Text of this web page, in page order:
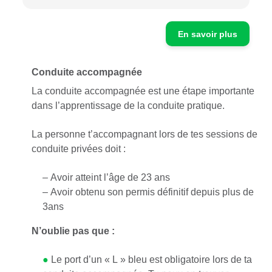
En savoir plus
Conduite accompagnée
La conduite accompagnée est une étape importante
dans l’apprentissage de la conduite pratique.
La personne t’accompagnant lors de tes sessions de
conduite privées doit :
– Avoir atteint l’âge de 23 ans
– Avoir obtenu son permis définitif depuis plus de
3ans
N’oublie pas que :
● Le port d’un « L » bleu est obligatoire lors de ta